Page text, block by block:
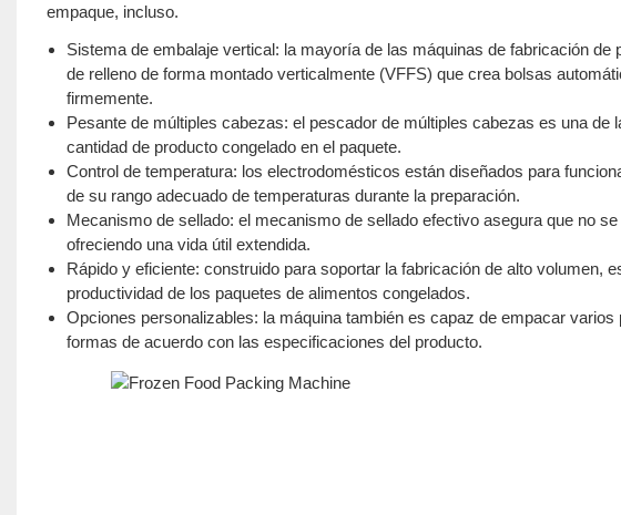
empaque, incluso.
Sistema de embalaje vertical: la mayoría de las máquinas de fabricación
de relleno de forma montado verticalmente (VFFS) que crea bolsas
firmemente.
Pesante de múltiples cabezas: el pescador de múltiples cabezas es una
cantidad de producto congelado en el paquete.
Control de temperatura: los electrodomésticos están diseñados para
de su rango adecuado de temperaturas durante la preparación.
Mecanismo de sellado: el mecanismo de sellado efectivo asegura que no
ofreciendo una vida útil extendida.
Rápido y eficiente: construido para soportar la fabricación de alto volumen,
productividad de los paquetes de alimentos congelados.
Opciones personalizables: la máquina también es capaz de empacar
formas de acuerdo con las especificaciones del producto.